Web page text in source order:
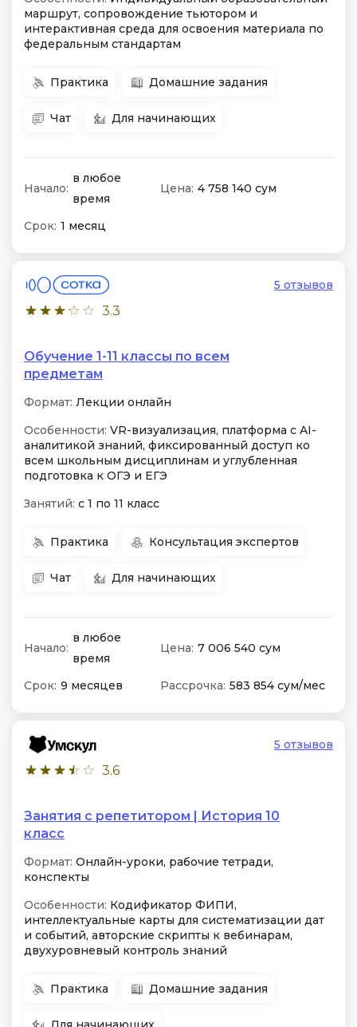
маршрут, сопровождение тьютором и
интерактивная среда для освоения материала по
федеральным стандартам
Практика Домашние задания
Чат Для начинающих
Начало:
в любое
время
Цена: 4 758 140 сум
Срок: 1 месяц
3.3
5 отзывов
Обучение 1-11 классы по всем
предметам
Формат: Лекции онлайн
Особенности: VR-визуализация, платформа с AI-
аналитикой знаний, фиксированный доступ ко
всем школьным дисциплинам и углубленная
подготовка к ОГЭ и ЕГЭ
Занятий: с 1 по 11 класс
Практика Консультация экспертов
Чат Для начинающих
Начало:
в любое
время
Цена: 7 006 540 сум
Срок: 9 месяцев Рассрочка: 583 854 сум/мес
3.6
5 отзывов
Занятия с репетитором | История 10
класс
Формат: Онлайн-уроки, рабочие тетради,
конспекты
Особенности: Кодификатор ФИПИ,
интеллектуальные карты для систематизации дат
и событий, авторские скрипты к вебинарам,
двухуровневый контроль знаний
Практика Домашние задания